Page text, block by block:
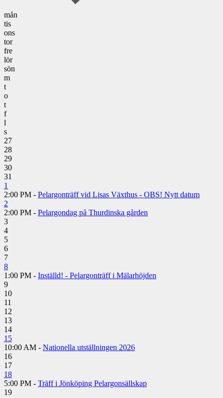
mån
tis
ons
tor
fre
lör
sön
m
t
o
t
f
l
s
27
28
29
30
31
1
2:00 PM - Pelargonträff vid Lisas Växthus - OBS! Nytt datum
2
2:00 PM - Pelargondag på Thurdinska gården
3
4
5
6
7
8
1:00 PM - Inställd! - Pelargonträff i Mälarhöjden
9
10
11
12
13
14
15
10:00 AM - Nationella utställningen 2026
16
17
18
5:00 PM - Träff i Jönköping Pelargonsällskap
19